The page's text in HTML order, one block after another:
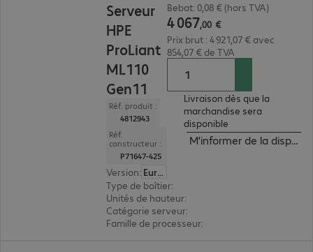
Serveur
HPE
ProLiant
ML110
Gen11
Réf. produit :
4812943
Réf.
constructeur :
P71647-425
Version:
Europe
Type de boîtier:
Unités de hauteur:
Catégorie serveur:
Famille de processeur:
Bebat: 0,08 € (hors TVA)
4067,00 €
Prix brut : 4 921,07 € avec
854,07 € de TVA
Livraison dès que la
marchandise sera
disponible
M'informer de la